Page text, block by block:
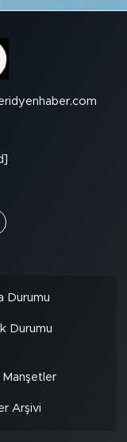
Durumu
Durumu
Manşetler
Arşivi